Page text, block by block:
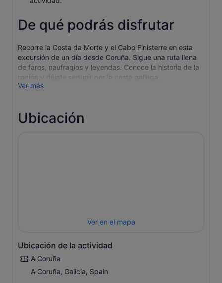
De qué podrás disfrutar
Recorre la Costa da Morte y el Cabo Finisterre en esta
excursión de un día desde Coruña. Sigue una ruta llena
de faros, naufragios y leyendas. Conoce la historia de la
región y déjate seducir por la costa gallega.
Sal desde A Coruña y dirígete a uno de los lugares más
tu guía mientras te habla de los rasgos místicos del faro,
caracterizados por su escarpado cabo y los naufragios
los romanos y los peregrinos acudieron a este lugar
durante miles de años. Escucha sus leyendas, historias y
gastronomía local en uno de sus diversos restaurantes.
Después de comer, dirígete a la Cascada de Ézaro, un
Ver más
Ubicación
Ver en el mapa
Ubicación de la actividad
A Coruña
A Coruña, Galicia, Spain